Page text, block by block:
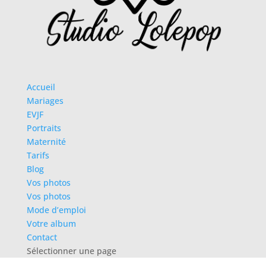
Accueil
Mariages
EVJF
Portraits
Maternité
Tarifs
Blog
Vos photos
Vos photos
Mode d’emploi
Votre album
Contact
Sélectionner une page